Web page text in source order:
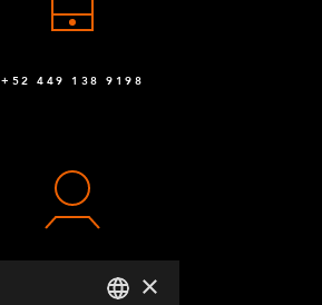
+52 449 138 9198
CONTACTO ×